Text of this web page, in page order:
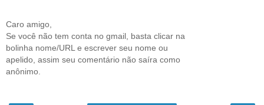
Caro amigo,
Se você não tem conta no gmail, basta clicar na
bolinha nome/URL e escrever seu nome ou
apelido, assim seu comentário não saíra como
anônimo.